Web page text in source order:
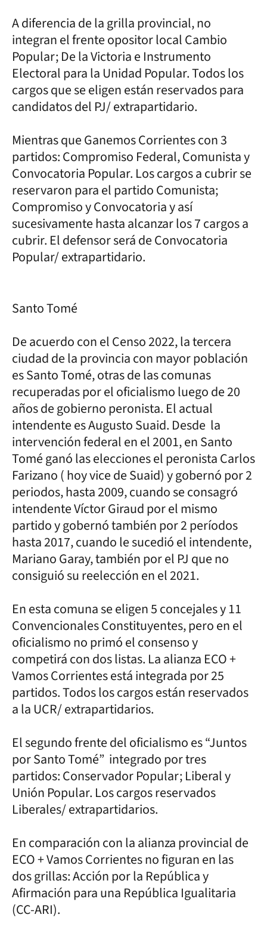
A diferencia de la grilla provincial, no
integran el frente opositor local Cambio
Popular; De la Victoria e Instrumento
Electoral para la Unidad Popular. Todos los
cargos que se eligen están reservados para
candidatos del PJ/ extrapartidario.
Mientras que Ganemos Corrientes con 3
partidos: Compromiso Federal, Comunista y
Convocatoria Popular. Los cargos a cubrir se
reservaron para el partido Comunista;
Compromiso y Convocatoria y así
sucesivamente hasta alcanzar los 7 cargos a
cubrir. El defensor será de Convocatoria
Popular/ extrapartidario.
Santo Tomé
De acuerdo con el Censo 2022, la tercera
ciudad de la provincia con mayor población
es Santo Tomé, otras de las comunas
recuperadas por el oficialismo luego de 20
años de gobierno peronista. El actual
intendente es Augusto Suaid. Desde la
intervención federal en el 2001, en Santo
Tomé ganó las elecciones el peronista Carlos
Farizano ( hoy vice de Suaid) y gobernó por 2
periodos, hasta 2009, cuando se consagró
intendente Víctor Giraud por el mismo
partido y gobernó también por 2 períodos
hasta 2017, cuando le sucedió el intendente,
Mariano Garay, también por el PJ que no
consiguió su reelección en el 2021.
En esta comuna se eligen 5 concejales y 11
Convencionales Constituyentes, pero en el
oficialismo no primó el consenso y
competirá con dos listas. La alianza ECO +
Vamos Corrientes está integrada por 25
partidos. Todos los cargos están reservados
a la UCR/ extrapartidarios.
El segundo frente del oficialismo es “Juntos
por Santo Tomé” integrado por tres
partidos: Conservador Popular; Liberal y
Unión Popular. Los cargos reservados
Liberales/ extrapartidarios.
En comparación con la alianza provincial de
ECO + Vamos Corrientes no figuran en las
dos grillas: Acción por la República y
Afirmación para una República Igualitaria
(CC-ARI).